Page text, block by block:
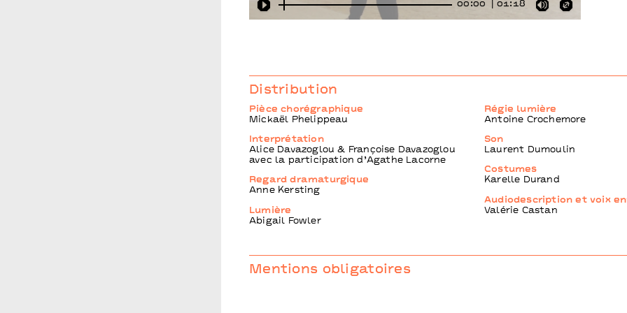
Play
00:00 01:18
MuteEnter
Distribution
Pièce chorégraphique
Mickaël Phelippeau
Interprétation
Alice Davazoglou & Françoise Davazoglou
avec la participation d’Agathe Lacorne
Regard dramaturgique
Anne Kersting
Lumière
Abigail Fowler
Régie lumière
Antoine Crochemore
Son
Laurent Dumoulin
Costumes
Karelle Durand
Audiodescription et voix
Valérie Castan
Mentions obligatoires